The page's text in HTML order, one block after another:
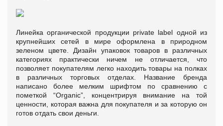
Линейка органической продукции private label одной из
крупнейших сетей в мире оформлена в природном
зеленом цвете. Дизайн упаковок товаров в различных
категориях практически ничем не отличается, что
позволяет покупателям легко находить товары на полках
в различных торговых отделах. Название бренда
написано более мелким шрифтом по сравнению с
пометкой “Organic”, концентрируя внимание на той
ценности, которая важна для покупателя и за которую он
готов отдать свои деньги.